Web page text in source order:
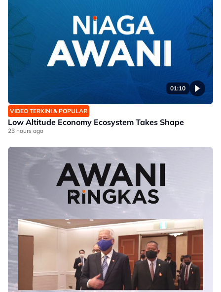
01:10
VIDEO TERKINI & POPULAR
Low Altitude Economy Ecosystem Takes Shape​
23 hours ago